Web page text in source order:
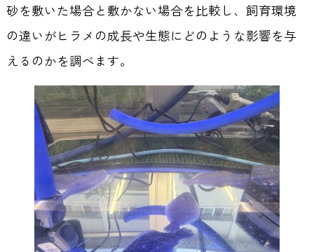
砂を敷いた場合と敷かない場合を比較し、飼育環境
の違いがヒラメの成長や生態にどのような影響を与
えるのかを調べます。